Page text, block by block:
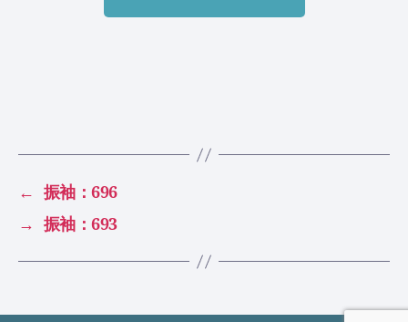
← 振袖：696
→ 振袖：693